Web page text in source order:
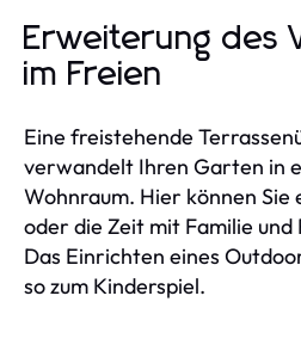
Erweiterung des
im Freien
Eine freistehende
verwandelt Ihren Garten in
Wohnraum. Hier können Sie
oder die Zeit mit Familie
Das Einrichten eines
so zum Kinderspiel.